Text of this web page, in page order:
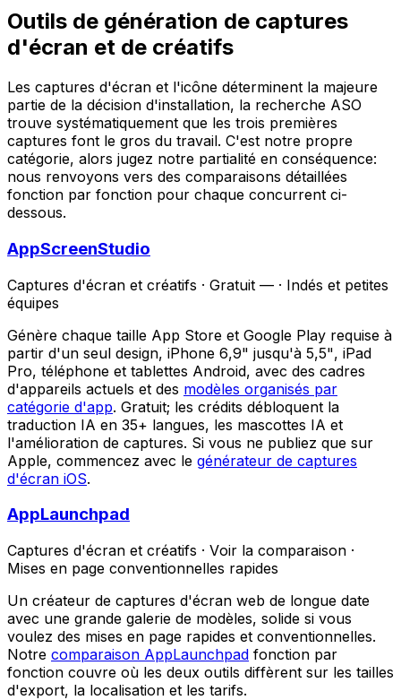
Outils de génération de captures
d'écran et de créatifs
Les captures d'écran et l'icône déterminent la majeure
partie de la décision d'installation, la recherche ASO
trouve systématiquement que les trois premières
captures font le gros du travail. C'est notre propre
catégorie, alors jugez notre partialité en conséquence:
nous renvoyons vers des comparaisons détaillées
fonction par fonction pour chaque concurrent ci-
dessous.
AppScreenStudio
Captures d'écran et créatifs · Gratuit — · Indés et petites
équipes
Génère chaque taille App Store et Google Play requise à
partir d'un seul design, iPhone 6,9" jusqu'à 5,5", iPad
Pro, téléphone et tablettes Android, avec des cadres
d'appareils actuels et des modèles organisés par
catégorie d'app. Gratuit; les crédits débloquent la
traduction IA en 35+ langues, les mascottes IA et
l'amélioration de captures. Si vous ne publiez que sur
Apple, commencez avec le générateur de captures
d'écran iOS.
AppLaunchpad
Captures d'écran et créatifs · Voir la comparaison ·
Mises en page conventionnelles rapides
Un créateur de captures d'écran web de longue date
avec une grande galerie de modèles, solide si vous
voulez des mises en page rapides et conventionnelles.
Notre comparaison AppLaunchpad fonction par
fonction couvre où les deux outils diffèrent sur les tailles
d'export, la localisation et les tarifs.